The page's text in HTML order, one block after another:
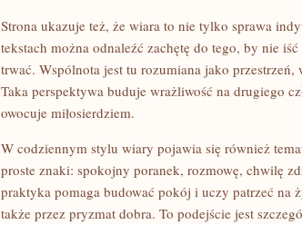
Strona ukazuje też, że wiara to nie tylko sprawa
tekstach można odnaleźć zachętę do tego, by nie
trwać. Wspólnota jest tu rozumiana jako
Taka perspektywa buduje wrażliwość na drugiego
owocuje miłosierdziem.
W codziennym stylu wiary pojawia się również
proste znaki: spokojny poranek, rozmowę, chwilę
praktyka pomaga budować pokój i uczy patrzeć na
także przez pryzmat dobra. To podejście jest